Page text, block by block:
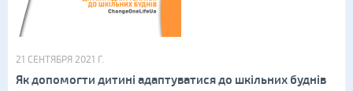
21 СЕНТЯБРЯ 2021 Г.
Як допомогти дитині адаптуватися до шкільних буднів